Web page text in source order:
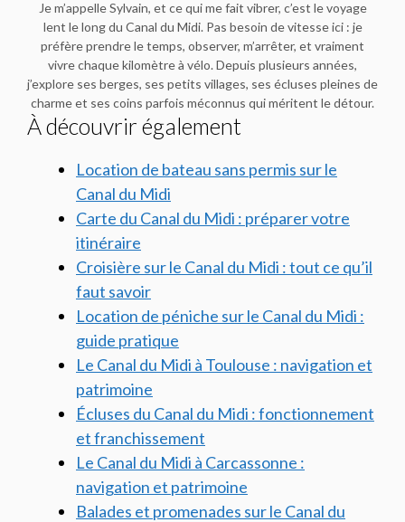
Je m’appelle Sylvain, et ce qui me fait vibrer, c’est le voyage
lent le long du Canal du Midi. Pas besoin de vitesse ici : je
préfère prendre le temps, observer, m’arrêter, et vraiment
vivre chaque kilomètre à vélo. Depuis plusieurs années,
j’explore ses berges, ses petits villages, ses écluses pleines de
charme et ses coins parfois méconnus qui méritent le détour.
À découvrir également
Location de bateau sans permis sur le
Canal du Midi
Carte du Canal du Midi : préparer votre
itinéraire
Croisière sur le Canal du Midi : tout ce qu’il
faut savoir
Location de péniche sur le Canal du Midi :
guide pratique
Le Canal du Midi à Toulouse : navigation et
patrimoine
Écluses du Canal du Midi : fonctionnement
et franchissement
Le Canal du Midi à Carcassonne :
navigation et patrimoine
Balades et promenades sur le Canal du